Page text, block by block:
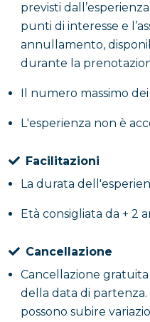
previsti
punti di interesse e
annullamento,
durante la
Il numero massimo
L'esperienza non è
Facilitazioni
La durata
Età consigliata da + 2
Cancellazione
Cancellazione
della data di
possono subire